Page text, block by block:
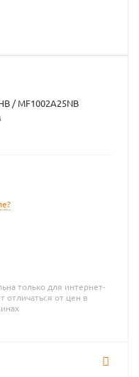
/ MF1002A25NB
только для интернет-
отличаться от цен в